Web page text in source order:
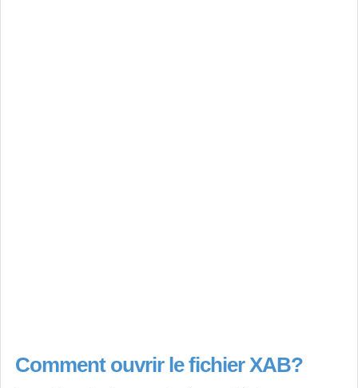
Comment ouvrir le fichier XAB?